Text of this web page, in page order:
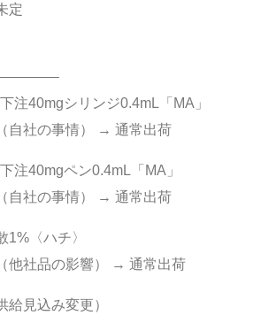
定
注40mgシリンジ0.4mL「MA」
自社の事情） → 通常出荷
注40mgペン0.4mL「MA」
自社の事情） → 通常出荷
1%〈ハチ〉
他社品の影響） → 通常出荷
給見込み変更）